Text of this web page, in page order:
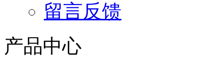
留言反馈
产品中心